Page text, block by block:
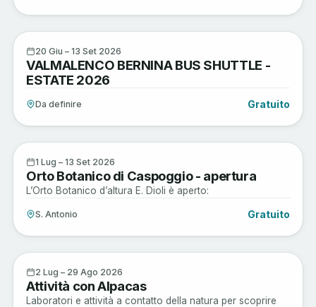
Sagre e Tradizioni
GIU
20 Giu – 13 Set 2026
VALMALENCO BERNINA BUS SHUTTLE -
ESTATE 2026
Da definire Gratuito
Arte e Cultura
1 Lug – 13 Set 2026
Orto Botanico di Caspoggio - apertura
L’Orto Botanico d’altura E. Dioli è aperto:
S. Antonio Gratuito
Active
2 Lug – 29 Ago 2026
Attività con Alpacas
Laboratori e attività a contatto della natura per scoprire